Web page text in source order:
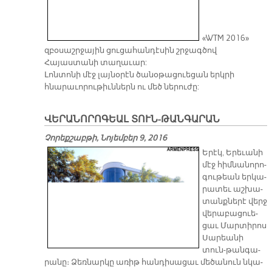
«WTM 2016»
զբօսաշրջային ցուցահանդէսին շրջագծով
Հայաստանի տաղաւար:
Լոնտոնի մէջ լայնօրէն ծանօթացուեցան երկրի
հնարաւորութիւններն ու մեծ ներուժը:
ՎԵՐԱՆՈՐՈԳԵԱԼ ՏՈՒՆ-ԹԱՆԳԱՐԱՆ
Չորեքշաբթի, Նոյեմբեր 9, 2016
Ե­րէկ, Ե­րե­ւա­նի
մէջ հիմ­նա­նո­րո­
գու­թեան եր­կա­
րա­տեւ աշ­խա­
տանք­նե­րէ վերջ
վե­րա­բա­ցուե­
ցաւ Մար­տի­րոս
Սա­րեա­նի
տուն-թան­գա­
րա­նը։ Ձեռ­նար­կը ա­ռիթ հան­դի­սա­ցաւ մե­ծա­նուն նկա­